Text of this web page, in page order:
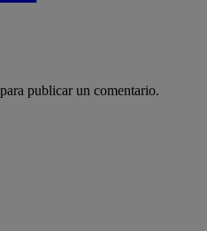
para publicar un comentario.